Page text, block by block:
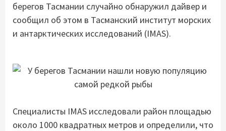
берегов Тасмании случайно обнаружил дайвер и
сообщил об этом в Тасманский институт морских
и антарктических исследований (IMAS).
Специалисты IMAS исследовали район площадью
около 1000 квадратных метров и определили, что